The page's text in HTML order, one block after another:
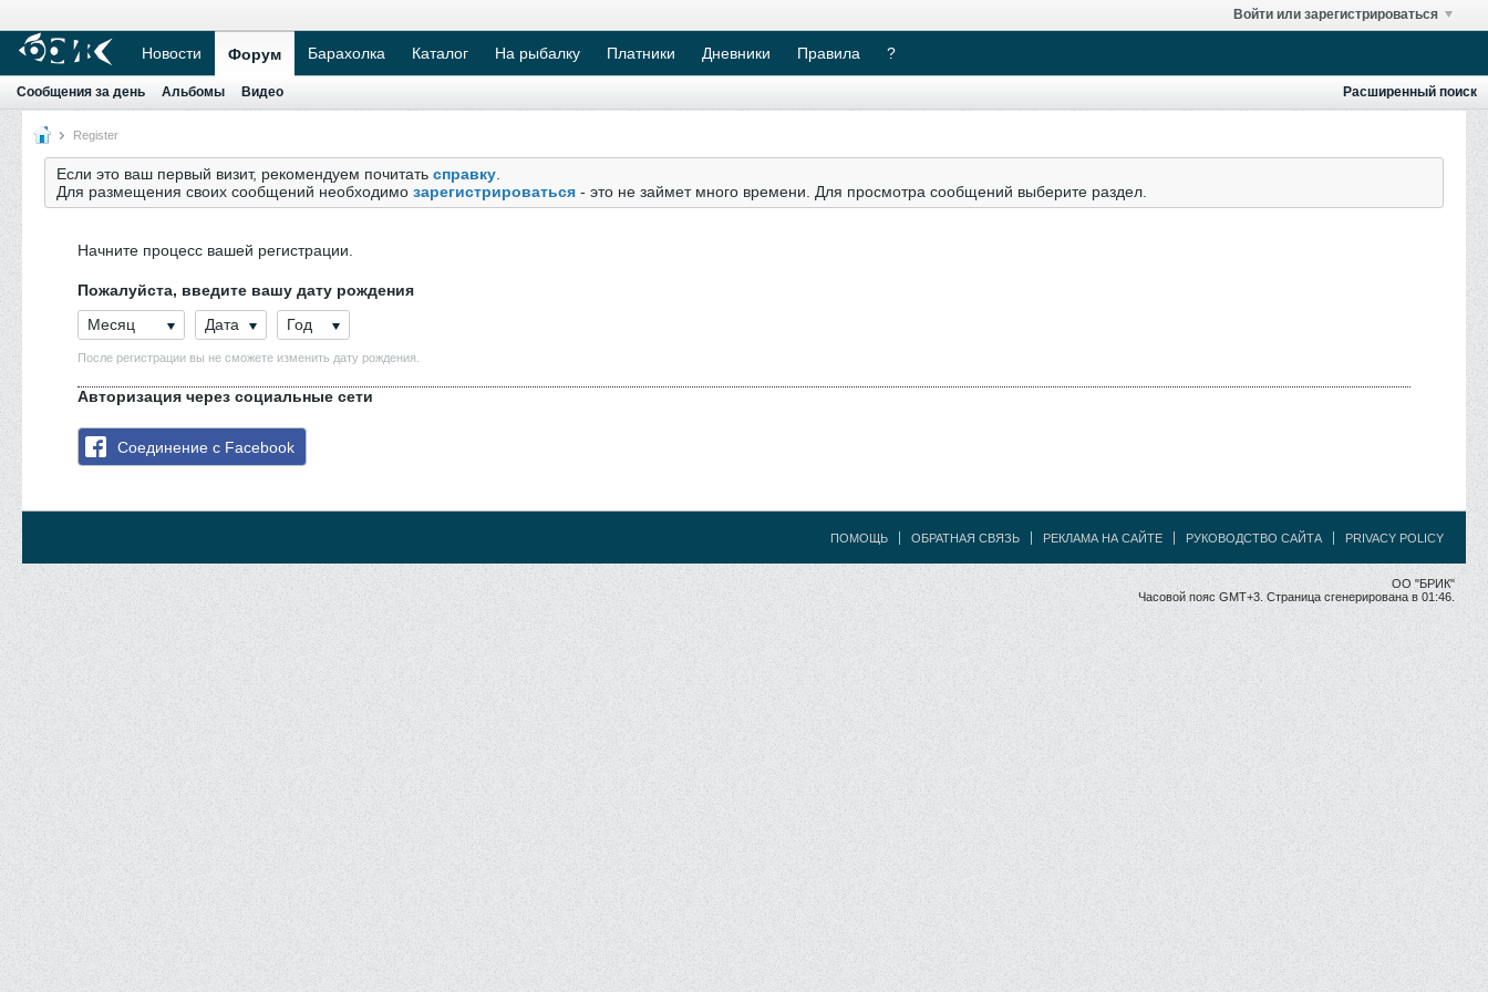
Войти или зарегистрироваться
Новости Форум Барахолка Каталог На рыбалку Платники Дневники Правила ?
Сообщения за день Альбомы Видео Расширенный поиск
Register
Если это ваш первый визит, рекомендуем почитать справку
Для размещения своих сообщений необходимо зарегистрироваться - это не займет много времени. Для просмотра сообщений выберите раздел.
Начните процесс вашей регистрации.
Пожалуйста, введите вашу дату рождения
Месяц
Дата Год
После регистрации вы не сможете изменить дату рождения.
Авторизация через социальные сети
Соединение с Facebook
ПОМОЩЬ ОБРАТНАЯ СВЯЗЬ РЕКЛАМА НА САЙТЕ РУКОВОДСТВО САЙТА PRIVACY POLICY
ОО "БРИК"
Часовой пояс GMT+3. Страница сгенерирована в 01:46.